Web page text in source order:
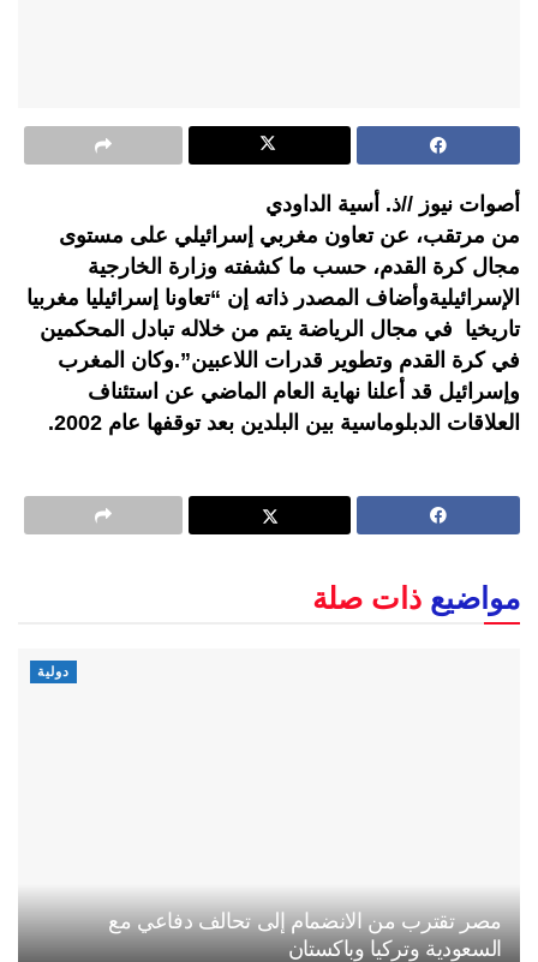
أصوات نيوز //ذ. أسية الداودي
من مرتقب، عن تعاون مغربي إسرائيلي على مستوى
مجال كرة القدم، حسب ما كشفته وزارة الخارجية
الإسرائيليةوأضاف المصدر ذاته إن “تعاونا إسرائيليا مغربيا
تاريخيا في مجال الرياضة يتم من خلاله تبادل المحكمين
في كرة القدم وتطوير قدرات اللاعبين”.وكان المغرب
وإسرائيل قد أعلنا نهاية العام الماضي عن استئناف
العلاقات الدبلوماسية بين البلدين بعد توقفها عام 2002.
مواضيع ذات صلة
دولية
مصر تقترب من الانضمام إلى تحالف دفاعي مع
السعودية وتركيا وباكستان